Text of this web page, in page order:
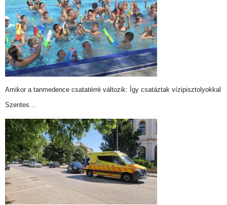
Amikor a tanmedence csatatérré változik: Így csatáztak vízipisztolyokkal
Szentes…